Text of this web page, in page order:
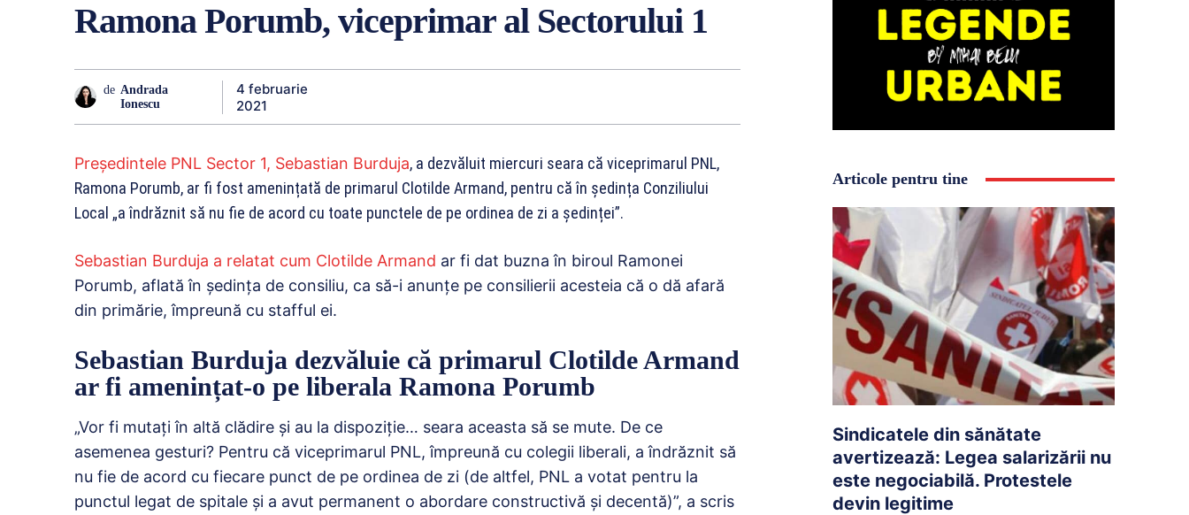
Ramona Porumb, viceprimar al Sectorului 1
de Andrada
Ionescu
4 februarie
2021
Preşedintele PNL Sector 1, Sebastian Burduja, a dezvăluit miercuri seara că viceprimarul PNL,
Ramona Porumb, ar fi fost amenințată de primarul Clotilde Armand, pentru că în ședința Conziliului
Local „a îndrăznit să nu fie de acord cu toate punctele de pe ordinea de zi a ședinței”.
Sebastian Burduja a relatat cum Clotilde Armand ar fi dat buzna în biroul Ramonei
Porumb, aflată în şedinţa de consiliu, ca să-i anunţe pe consilierii acesteia că o dă afară
din primărie, împreună cu stafful ei.
Sebastian Burduja dezvăluie că primarul Clotilde Armand
ar fi amenințat-o pe liberala Ramona Porumb
„Vor fi mutaţi în altă clădire şi au la dispoziţie… seara aceasta să se mute. De ce
asemenea gesturi? Pentru că viceprimarul PNL, împreună cu colegii liberali, a îndrăznit să
nu fie de acord cu fiecare punct de pe ordinea de zi (de altfel, PNL a votat pentru la
punctul legat de spitale şi a avut permanent o abordare constructivă şi decentă)”, a scris
Articole pentru tine
Sindicatele din sănătate
avertizează: Legea salarizării nu
este negociabilă. Protestele
devin legitime